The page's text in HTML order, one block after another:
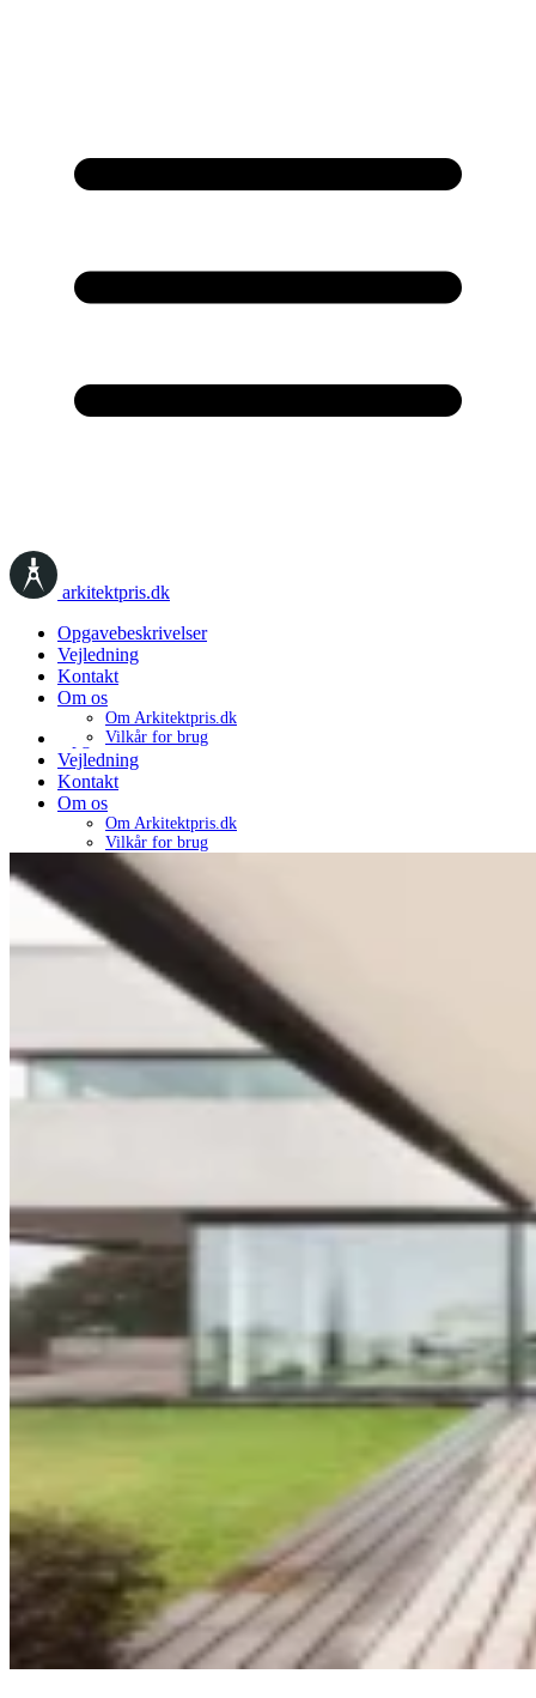
arkitektpris.dk
Opgavebeskrivelser
Vejledning
Kontakt
Om os
Om Arkitektpris.dk
Vilkår for brug
Opgavebeskrivelser
Vejledning
Kontakt
Om os
Om Arkitektpris.dk
Vilkår for brug